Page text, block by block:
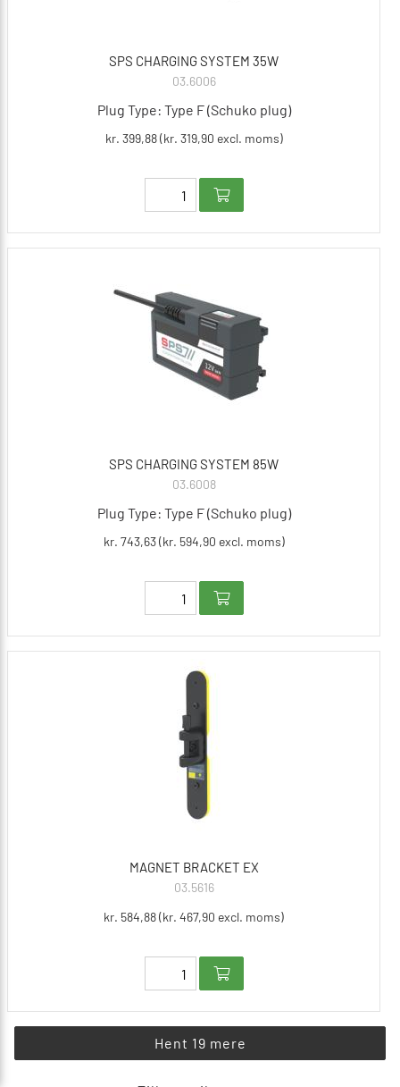
SPS CHARGING SYSTEM 35W
03.6006
Plug Type: Type F (Schuko plug)
kr. 399,88 (kr. 319,90 excl. moms)
SPS CHARGING SYSTEM 85W
03.6008
Plug Type: Type F (Schuko plug)
kr. 743,63 (kr. 594,90 excl. moms)
MAGNET BRACKET EX
03.5616
kr. 584,88 (kr. 467,90 excl. moms)
Hent 19 mere